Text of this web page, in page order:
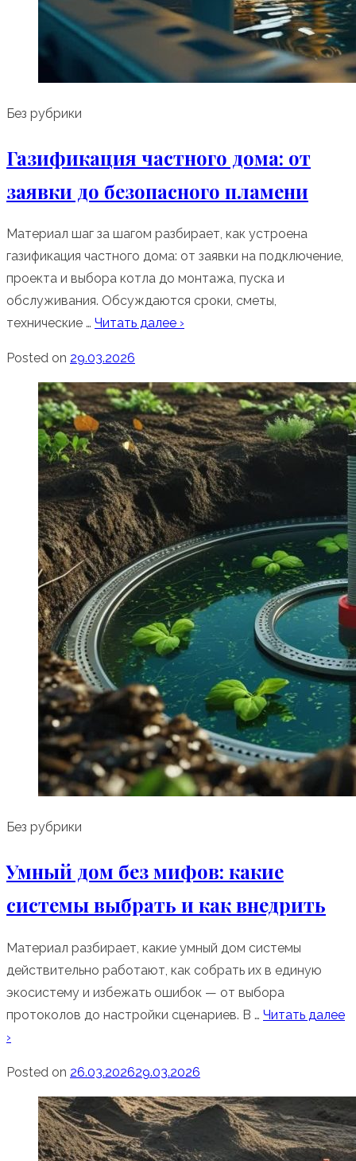
Без рубрики
Газификация частного дома: от
заявки до безопасного пламени
Материал шаг за шагом разбирает, как устроена
газификация частного дома: от заявки на подключение,
проекта и выбора котла до монтажа, пуска и
обслуживания. Обсуждаются сроки, сметы,
технические … Читать далее ›
Posted on 29.03.2026
Без рубрики
Умный дом без мифов: какие
системы выбрать и как внедрить
Материал разбирает, какие умный дом системы
действительно работают, как собрать их в единую
экосистему и избежать ошибок — от выбора
протоколов до настройки сценариев. В … Читать далее
›
Posted on 26.03.202629.03.2026